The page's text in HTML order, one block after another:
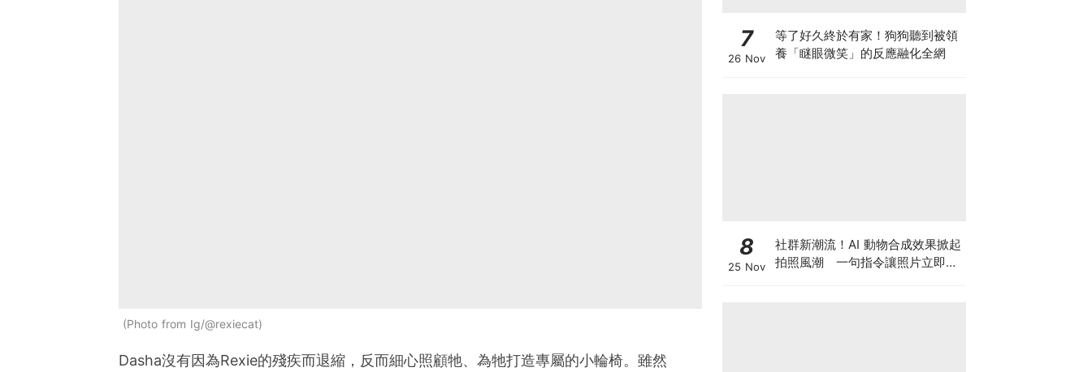
Photo from Ig/@rexiecat
Dasha沒有因為Rexie的殘疾而退縮，反而細心照顧牠、為牠打造專屬的小輪椅。雖然
7
26 Nov
等了好久終於有家！狗狗聽到被領
養「瞇眼微笑」的反應融化全網
8
25 Nov
社群新潮流！AI 動物合成效果掀起
拍照風潮 一句指令讓照片立即升